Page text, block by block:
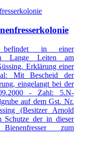
befindet in einer
in Lange Leiten am
Erklärung einer
Mit Bescheid der
eingelangt bei der
- Zahl: 5.N-
auf dem Gst. Nr.
(Besitzer Arnold
Schutze der in dieser
zum